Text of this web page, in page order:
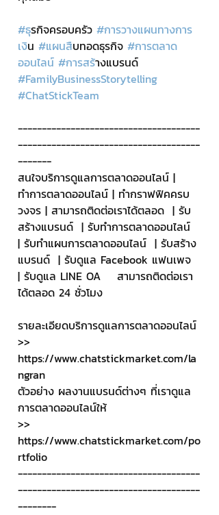
#ธุรกิจครอบครัว #การวางแผนทางการ
เงิน #แผนสืบทอดธุรกิจ #การตลาด
ออนไลน #การสร้างแบรนด์
#FamilyBusinessStorytelling
#ChatStickTeam
--------------------------------------
--------------------------------------
-------
สนใจบริการดูแลการตลาดออนไลน์ |
ทำการตลาดออนไลน์ | ทำกราฟฟิคครบ
วงจร | สามารถติดต่อเราได้ตลอด  | รับ
สร้างแบรนด์  | รับทำการตลาดออนไลน์
| รับทำแผนการตลาดออนไลน์  | รับสร้าง
แบรนด์  | รับดูแล Facebook แฟนเพจ
| รับดูแล LINE OA    สามารถติดต่อเรา
ได้ตลอด 24 ชั่วโมง
รายละเอียดบริการดูแลการตลาดออนไลน์
>>
https://www.chatstickmarket.com/la
ngran
ตัวอย่าง ผลงานแบรนด์ต่างๆ ที่เราดูแล
การตลาดออนไลน์ให้
>>
https://www.chatstickmarket.com/po
rtfolio
--------------------------------------
--------------------------------------
--------